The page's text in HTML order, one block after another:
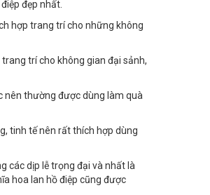
hoa, trang trí, tạo dáng thiết kế
đẹp nhất.
hợp trang trí cho những không
thường được dùng làm quà
các dịp lễ trọng đại và nhất là